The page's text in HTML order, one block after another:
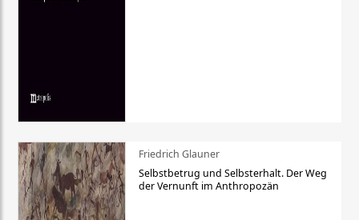
Friedrich Glauner
Selbstbetrug und Selbsterhalt. Der Weg
der Vernunft im Anthropozän